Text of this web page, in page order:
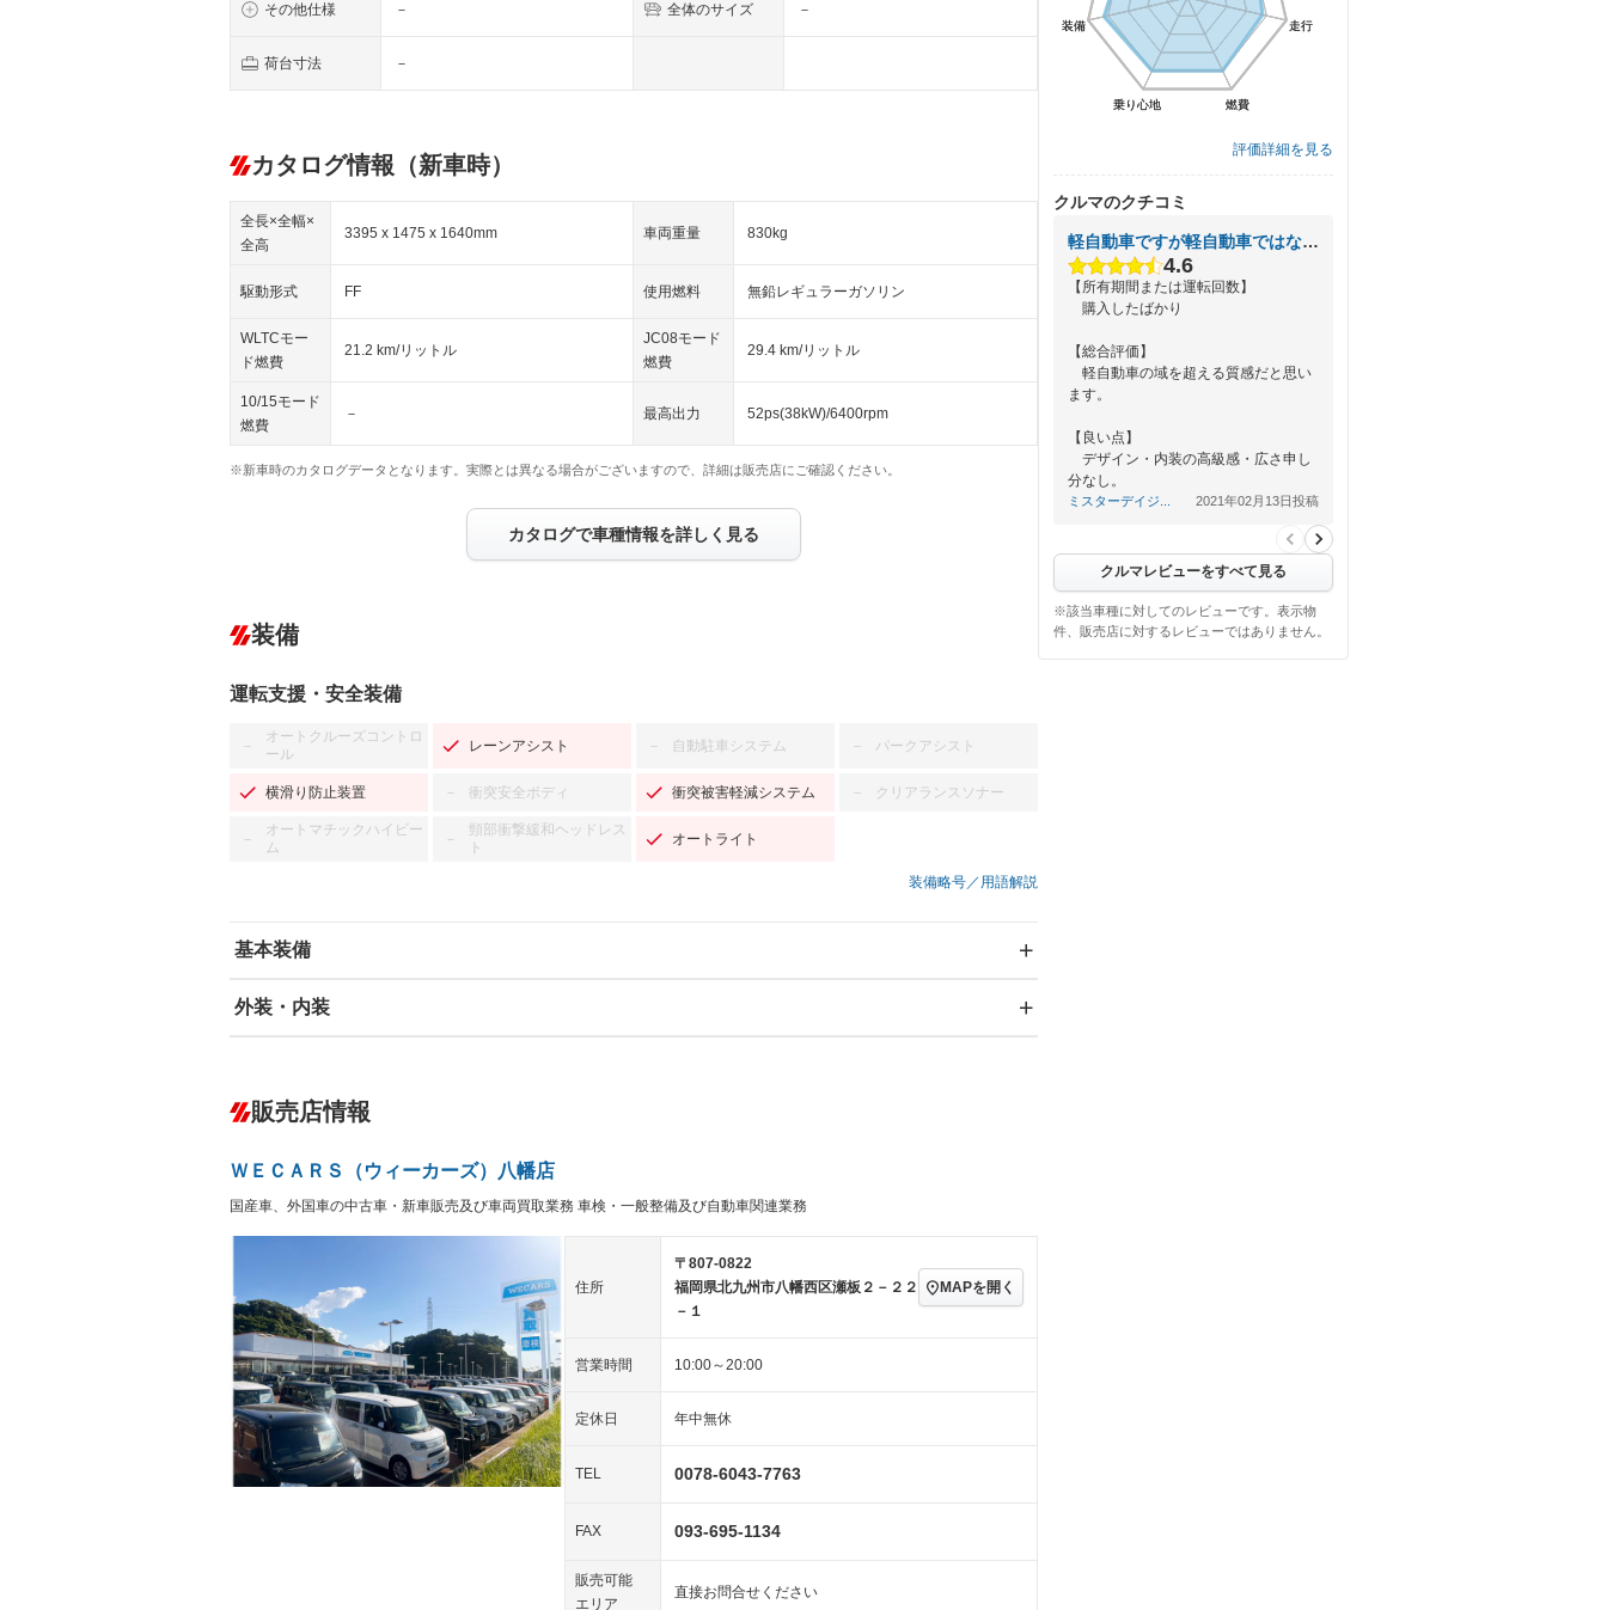
その他仕様 － 全体のサイズ －
荷台寸法 －
カタログ情報（新車時）
全長×全幅×
全高
3395 x 1475 x 1640mm 車両重量 830kg
駆動形式 FF 使用燃料 無鉛レギュラーガソリン
WLTCモー
ド燃費
21.2 km/リットル
JC08モード
燃費
29.4 km/リットル
10/15モード
燃費
－ 最高出力 52ps(38kW)/6400rpm
※新車時のカタログデータとなります。実際とは異なる場合がございますので、詳細は販売店にご確認ください。
カタログで車種情報を詳しく見る
装備
運転支援・安全装備
－
オートクルーズコントロ
ール
レーンアシスト － 自動駐車システム － パークアシスト
横滑り防止装置 － 衝突安全ボディ 衝突被害軽減システム － クリアランスソナー
－
オートマチックハイビー
ム
－
頸部衝撃緩和ヘッドレス
ト
オートライト
装備略号／用語解説
基本装備
エアバッグ：運転席/助手席
－ ダウンヒルアシストコントロール
Bluetooth接続 100V電源
装備略号／用語解説
外装・内装
－ オーディオ
－
ー
－ 革シート
LEDヘッドランプ － HID(キセノンライト) － ポータブルナビ
スマートキー
－ ランフラットタイヤ パワーシート 3列シート － ベンチシート
フルフラットシート － チップアップシート
－ シートヒーター － ウォークスルー
－ フロントカメラ － シートエアコン 全周囲カメラ
－ ルーフレール － エアサスペンション
販売店情報
ＷＥＣＡＲＳ（ウィーカーズ）八幡店
国産車、外国車の中古車・新車販売及び車両買取業務 車検・一般整備及び自動車関連業務
住所
〒807-0822
福岡県北九州市八幡西区瀬板２－２２
－１
MAPを開く
営業時間 10:00～20:00
定休日 年中無休
TEL 0078-6043-7763
FAX 093-695-1134
販売可能
エリア
直接お問合せください
走行
燃費
乗り心地
装備 走行
燃費
乗り心地
装備
評価詳細を見る
クルマのクチコミ
軽自動車ですが軽自動車ではない感じ
4.6
【所有期間または運転回数】
購入したばかり
【総合評価】
軽自動車の域を超える質感だと思い
ます。
【良い点】
デザイン・内装の高級感・広さ申し
分なし。
ターボですので、走りも問題ありま
【悪い点】…
ミスターデイジ... 2021年02月13日投稿
クルマレビューをすべて見る
※該当車種に対してのレビューです。表示物
件、販売店に対するレビューではありません。